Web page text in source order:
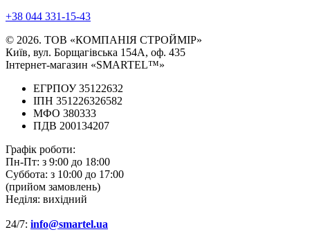
+38 044 331-15-43
© 2026. ТОВ «КОМПАНІЯ СТРОЙМІР»
Київ, вул. Борщагівська 154А, оф. 435
Інтернет-магазин «SMARTEL™»
ЕГРПОУ 35122632
ІПН 351226326582
МФО 380333
ПДВ 200134207
Графік роботи:
Пн-Пт: з 9:00 до 18:00
Суббота: з 10:00 до 17:00
(прийом замовлень)
Неділя: вихідний
24/7: info@smartel.ua